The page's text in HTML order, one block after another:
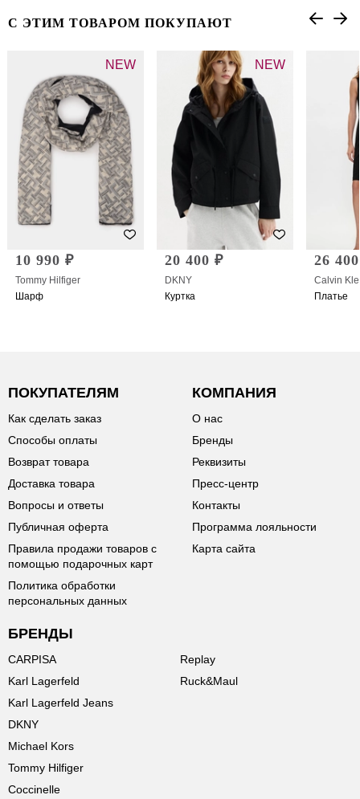
С ЭТИМ ТОВАРОМ ПОКУПАЮТ
NEW
10 990 ₽
Tommy Hilfiger
Шарф
NEW
20 400 ₽
DKNY
Куртка
26
Calvin
Платье
ПОКУПАТЕЛЯМ
Как сделать заказ
Способы оплаты
Возврат товара
Доставка товара
Вопросы и ответы
Публичная оферта
Правила продажи товаров с
помощью подарочных карт
Политика обработки
персональных данных
КОМПАНИЯ
О нас
Бренды
Реквизиты
Пресс-центр
Контакты
Программа лояльности
Карта сайта
БРЕНДЫ
CARPISA
Karl Lagerfeld
Karl Lagerfeld Jeans
DKNY
Michael Kors
Tommy Hilfiger
Coccinelle
Replay
Ruck&Maul